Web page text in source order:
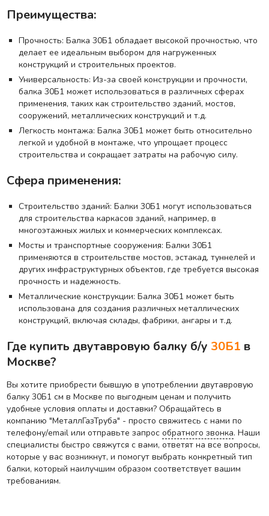
Преимущества:
Прочность: Балка 30Б1 обладает высокой прочностью, что
делает ее идеальным выбором для нагруженных
конструкций и строительных проектов.
Универсальность: Из-за своей конструкции и прочности,
балка 30Б1 может использоваться в различных сферах
применения, таких как строительство зданий, мостов,
сооружений, металлических конструкций и т.д.
Легкость монтажа: Балка 30Б1 может быть относительно
легкой и удобной в монтаже, что упрощает процесс
строительства и сокращает затраты на рабочую силу.
Сфера применения:
Строительство зданий: Балки 30Б1 могут использоваться
для строительства каркасов зданий, например, в
многоэтажных жилых и коммерческих комплексах.
Мосты и транспортные сооружения: Балки 30Б1
применяются в строительстве мостов, эстакад, туннелей и
других инфраструктурных объектов, где требуется высокая
прочность и надежность.
Металлические конструкции: Балка 30Б1 может быть
использована для создания различных металлических
конструкций, включая склады, фабрики, ангары и т.д.
Где купить двутавровую балку б/у 30Б1 в
Москве?
Вы хотите приобрести бывшую в употреблении двутавровую
балку 30Б1 см в Москве по выгодным ценам и получить
удобные условия оплаты и доставки? Обращайтесь в
компанию "МеталлГазТруба" - просто свяжитесь с нами по
телефону/email или отправьте запрособратного звонка. Наши
специалисты быстро свяжутся с вами, ответят на все вопросы,
которые у вас возникнут, и помогут выбрать конкретный тип
балки, который наилучшим образом соответствует вашим
требованиям.